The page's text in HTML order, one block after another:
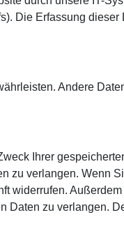
Die Erfassung
Andere
Ihrer
zu verlangen. Wenn
widerrufen.
Daten zu verlangen.